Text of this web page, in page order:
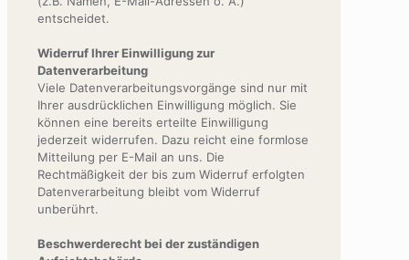
entscheidet.
Widerruf Ihrer Einwilligung zur
Datenverarbeitung
Viele Datenverarbeitungsvorgänge sind nur mit
Ihrer ausdrücklichen Einwilligung möglich. Sie
können eine bereits erteilte Einwilligung
jederzeit widerrufen. Dazu reicht eine formlose
Mitteilung per E-Mail an uns. Die
Rechtmäßigkeit der bis zum Widerruf erfolgten
Datenverarbeitung bleibt vom Widerruf
unberührt.
Beschwerderecht bei der zuständigen